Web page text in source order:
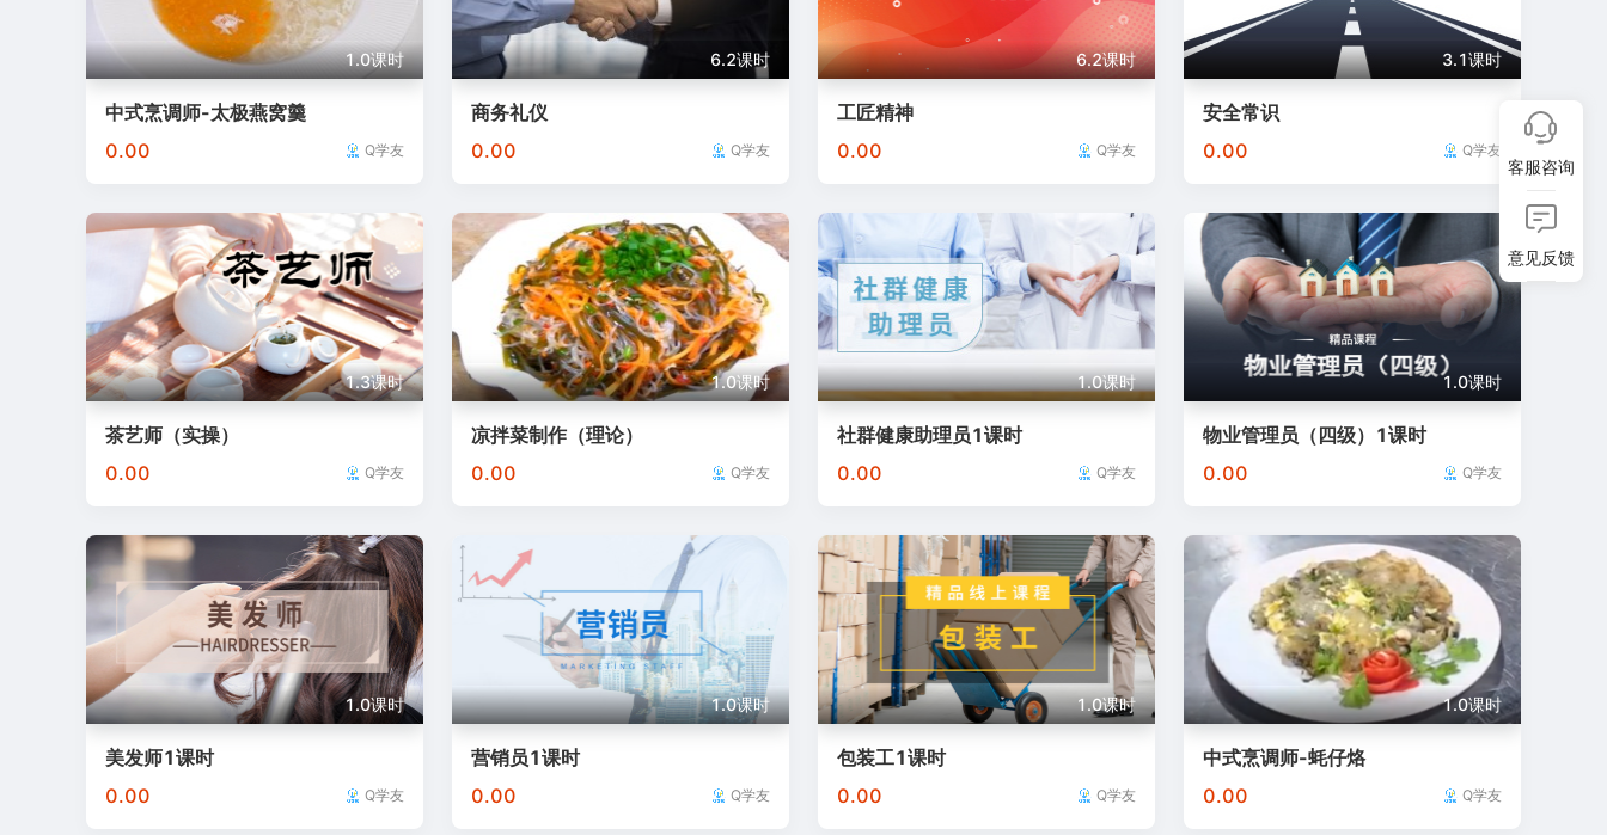
客服咨询
意见反馈
1.0课时
中式烹调师-太极燕窝羹
0.00
Q学友
6.2课时
商务礼仪
0.00
Q学友
6.2课时
工匠精神
0.00
Q学友
3.1课时
安全常识
0.00
Q学友
1.3课时
茶艺师（实操）
0.00
Q学友
1.0课时
凉拌菜制作（理论）
0.00
Q学友
1.0课时
社群健康助理员1课时
0.00
Q学友
1.0课时
物业管理员（四级）1课时
0.00
Q学友
1.0课时
美发师1课时
0.00
Q学友
1.0课时
营销员1课时
0.00
Q学友
1.0课时
包装工1课时
0.00
Q学友
1.0课时
中式烹调师-蚝仔烙
0.00
Q学友